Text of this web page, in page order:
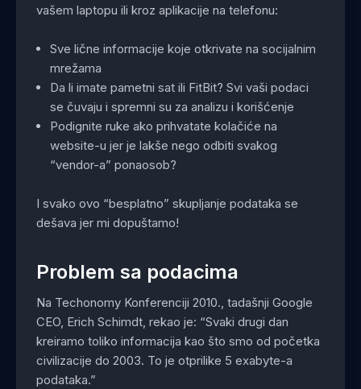
vašem laptopu ili kroz aplikacije na telefonu:
Sve lične informacije koje otkrivate na socijalnim
mrežama
Da li imate pametni sat ili FitBit? Svi vaši podaci
se čuvaju i spremni su za analizu i korišćenje
Podignite ruke ako prihvatate kolačiće na
website-u jer je lakše nego odbiti svakog
“vendor-a” ponaosob?
I svako ovo “besplatno” skupljanje podataka se
dešava jer mi dopuštamo!
Problem sa podacima
Na Techonomy Konferenciji 2010., tadašnji Google
CEO, Erich Schimdt, rekao je: “Svaki drugi dan
kreiramo toliko informacija kao što smo od početka
civilizacije do 2003. To je otprilike 5 exabyte-a
podataka.”